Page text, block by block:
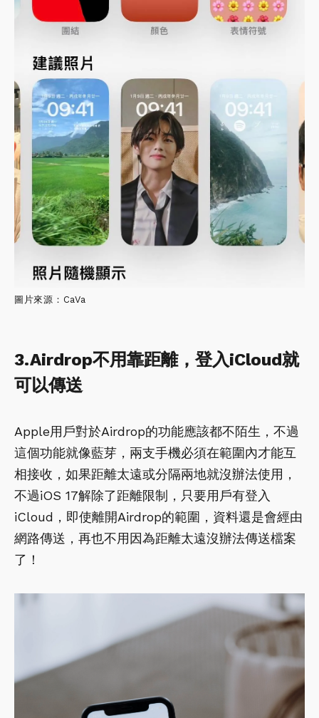
圖片來源：CaVa
3.Airdrop不用靠距離，登入iCloud就
可以傳送
Apple用戶對於Airdrop的功能應該都不陌生，不過
這個功能就像藍芽，兩支手機必須在範圍內才能互
相接收，如果距離太遠或分隔兩地就沒辦法使用，
不過iOS 17解除了距離限制，只要用戶有登入
iCloud，即使離開Airdrop的範圍，資料還是會經由
網路傳送，再也不用因為距離太遠沒辦法傳送檔案
了！